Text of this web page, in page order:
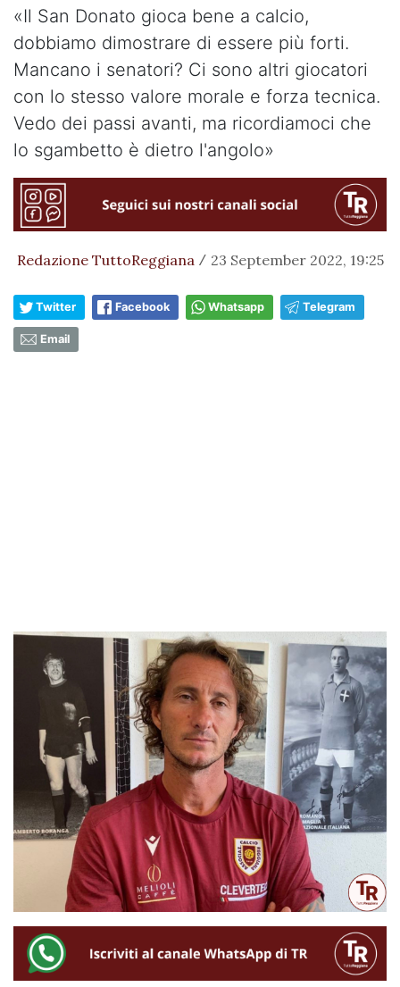
«Il San Donato gioca bene a calcio,
dobbiamo dimostrare di essere più forti.
Mancano i senatori? Ci sono altri giocatori
con lo stesso valore morale e forza tecnica.
Vedo dei passi avanti, ma ricordiamoci che
lo sgambetto è dietro l'angolo»
Redazione TuttoReggiana / 23 September 2022, 19:25
Twitter Facebook Whatsapp Telegram
Email